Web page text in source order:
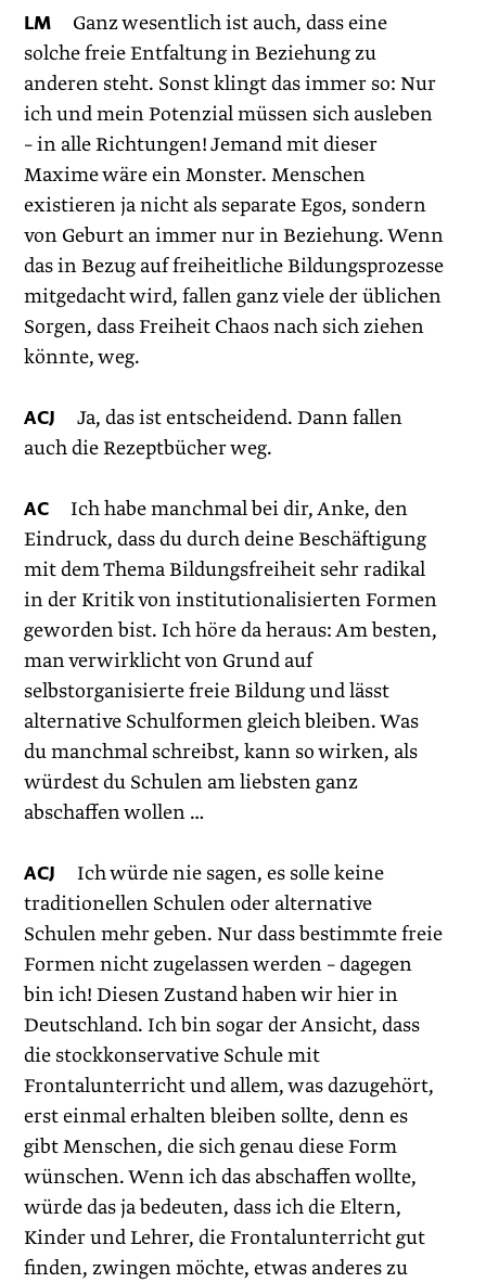
LM Ganz wesentlich ist auch, dass eine
solche freie Entfaltung in Beziehung zu
anderen steht. Sonst klingt das immer so: Nur
ich und mein Potenzial müssen sich ausleben
– in alle Richtungen! Jemand mit dieser
Maxime wäre ein Monster. Menschen
existieren ja nicht als separate Egos, sondern
von Geburt an immer nur in Beziehung. Wenn
das in Bezug auf freiheitliche Bildungsprozesse
mitgedacht wird, fallen ganz viele der üblichen
Sorgen, dass Freiheit Chaos nach sich ziehen
könnte, weg.
ACJ Ja, das ist entscheidend. Dann fallen
auch die Rezeptbücher weg.
AC Ich habe manchmal bei dir, Anke, den
Eindruck, dass du durch deine Beschäftigung
mit dem Thema Bildungsfreiheit sehr radikal
in der Kritik von institutionalisierten Formen
geworden bist. Ich höre da heraus: Am besten,
man verwirklicht von Grund auf
selbstorganisierte freie Bildung und lässt
alternative Schulformen gleich bleiben. Was
du manchmal schreibst, kann so wirken, als
würdest du Schulen am liebsten ganz
abschaffen wollen …
ACJ Ich würde nie sagen, es solle keine
traditionellen Schulen oder alternative
Schulen mehr geben. Nur dass bestimmte freie
Formen nicht zugelassen werden – dagegen
bin ich! Diesen Zustand haben wir hier in
Deutschland. Ich bin sogar der Ansicht, dass
die stockkonservative Schule mit
Frontalunterricht und allem, was dazugehört,
erst einmal erhalten bleiben sollte, denn es
gibt Menschen, die sich genau diese Form
wünschen. Wenn ich das abschaffen wollte,
würde das ja bedeuten, dass ich die Eltern,
Kinder und Lehrer, die Frontalunterricht gut
finden, zwingen möchte, etwas anderes zu